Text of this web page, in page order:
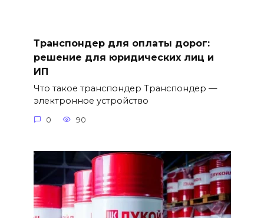
Транспондер для оплаты дорог:
решение для юридических лиц и
ИП
Что такое транспондер Транспондер —
электронное устройство
0 90